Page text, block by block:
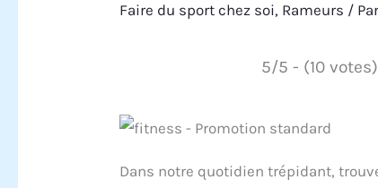
Faire du sport chez soi, Rameurs /
5/5 - (10 votes)
Dans notre quotidien trépidant,